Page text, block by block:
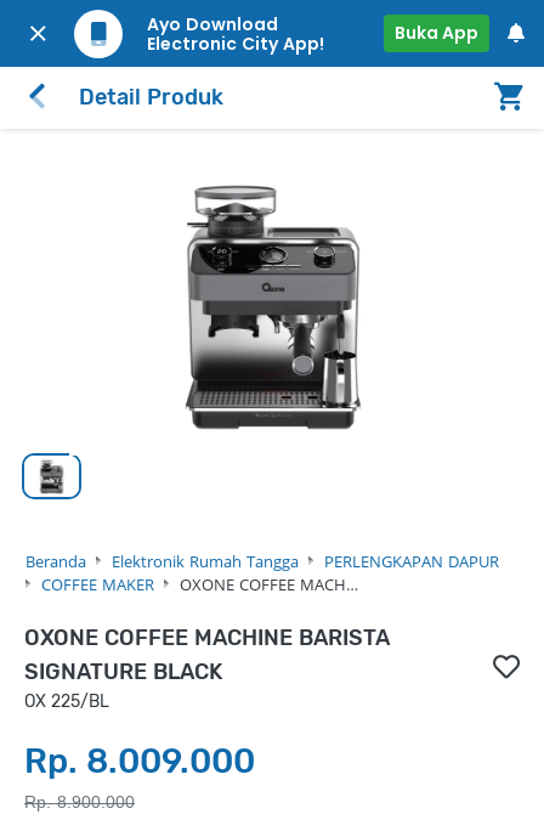
Ayo Download
Electronic City App!
Buka App
Detail Produk
Beranda Elektronik Rumah Tangga
PERLENGKAPAN DAPUR
COFFEE MAKER
OXONE COFFEE MACH…
OXONE COFFEE MACHINE BARISTA
SIGNATURE BLACK
OX 225/BL
Rp. 8.009.000
Rp. 8.900.000